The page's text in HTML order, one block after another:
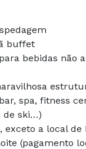
buffet
bebidas não
spa, fitness
de ski…)
exceto a local de
(pagamento